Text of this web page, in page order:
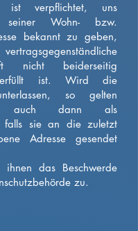
ist verpflichtet, uns
seiner Wohn- bzw.
bekannt zu geben,
nicht beiderseitig
erfüllt ist. Wird die
so gelten
auch dann als
falls sie an die zuletzt
Adresse gesendet
ihnen das Beschwerde
zu.